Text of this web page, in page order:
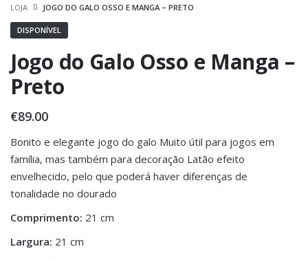
LOJA JOGO DO GALO OSSO E MANGA – PRETO
DISPONÍVEL
Jogo do Galo Osso e Manga –
Preto
€89.00
Bonito e elegante jogo do galo Muito útil para jogos em
família, mas também para decoração Latão efeito
envelhecido, pelo que poderá haver diferenças de
tonalidade no dourado
Comprimento: 21 cm
Largura: 21 cm